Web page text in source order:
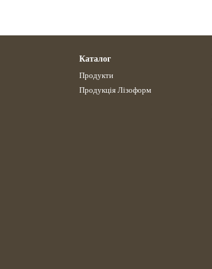
Каталог
Продукти
Продукція Лізоформ